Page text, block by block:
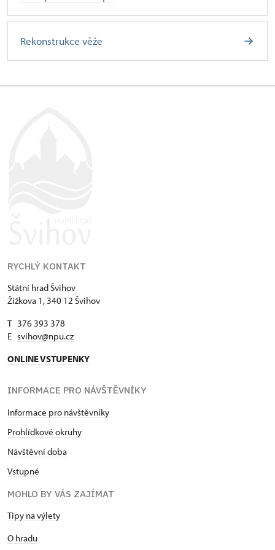
Rekonstrukce věže
RYCHLÝ KONTAKT
Státní hrad Švihov
Žižkova 1, 340 12 Švihov
T 376 393 378
E svihov@npu.cz
ONLINE VSTUPENKY
INFORMACE PRO NÁVŠTĚVNÍKY
Informace pro návštěvníky
Prohlídkové okruhy
Návštěvní doba
Vstupné
MOHLO BY VÁS ZAJÍMAT
Tipy na výlety
O hradu